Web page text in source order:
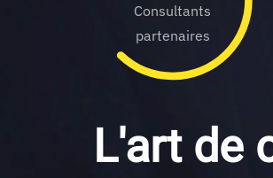
Consultants
partenaires
L'art de